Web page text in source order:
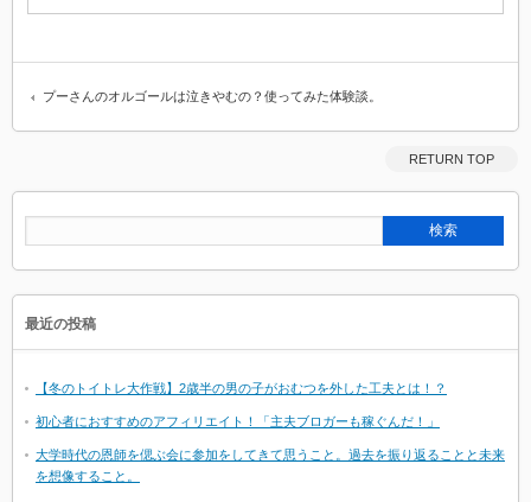
プーさんのオルゴールは泣きやむの？使ってみた体験談。
RETURN TOP
最近の投稿
【冬のトイトレ大作戦】2歳半の男の子がおむつを外した工夫とは！？
初心者におすすめのアフィリエイト！「主夫ブロガーも稼ぐんだ！」
大学時代の恩師を偲ぶ会に参加をしてきて思うこと。過去を振り返ることと未来
を想像すること。